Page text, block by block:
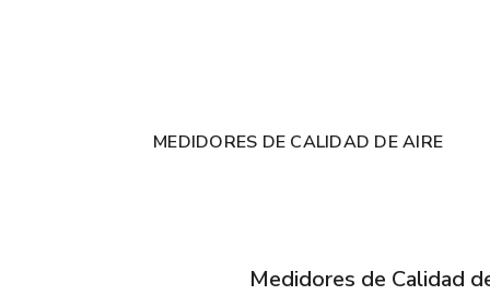
MEDIDORES DE CALIDAD DE AIRE
Medidores de Calidad